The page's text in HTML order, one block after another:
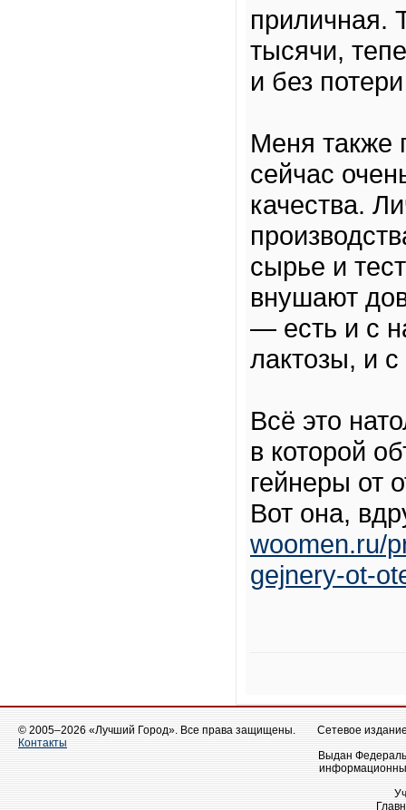
приличная.
тысячи,
и без
Меня также
сейчас
качества.
сырье и
внушают
— есть и с
лактозы, и
Всё это
в которой
гейнеры от
Вот она,
woomen.ru/
gejnery-ot-
© 2005–2026 «Лучший Город». Все права защищены.
Контакты
Сетевое
Выдан